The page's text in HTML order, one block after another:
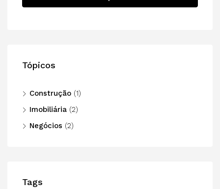
Tópicos
Construção (1)
Imobiliária (2)
Negócios (2)
Tags